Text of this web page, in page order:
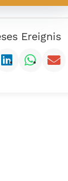
Ereignis